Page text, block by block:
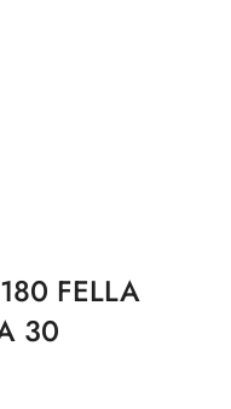
FELLA
30